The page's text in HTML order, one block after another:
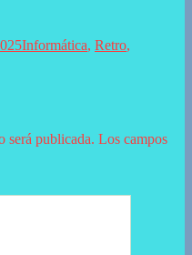
Informática, Retro,
será publicada. Los campos